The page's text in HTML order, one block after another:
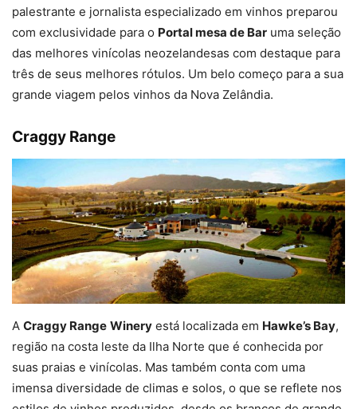
palestrante e jornalista especializado em vinhos preparou
com exclusividade para o Portal mesa de Bar uma seleção
das melhores vinícolas neozelandesas com destaque para
três de seus melhores rótulos. Um belo começo para a sua
grande viagem pelos vinhos da Nova Zelândia.
Craggy Range
A Craggy Range Winery está localizada em Hawke’s Bay,
região na costa leste da Ilha Norte que é conhecida por
suas praias e vinícolas. Mas também conta com uma
imensa diversidade de climas e solos, o que se reflete nos